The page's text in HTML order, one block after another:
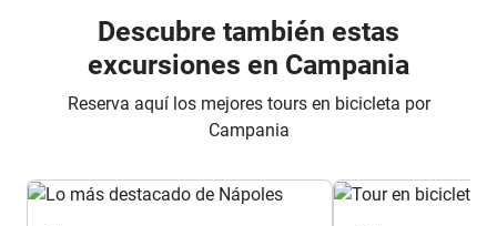
Descubre también estas
excursiones en Campania
Reserva aquí los mejores tours en bicicleta por
Campania